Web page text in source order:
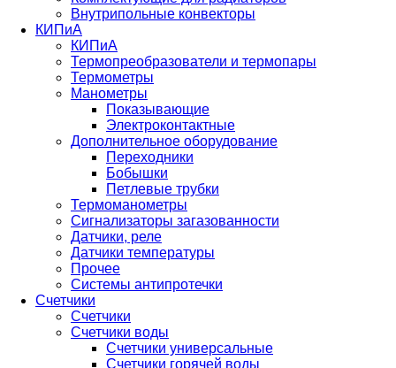
Внутрипольные конвекторы
КИПиА
КИПиА
Термопреобразователи и термопары
Термометры
Манометры
Показывающие
Электроконтактные
Дополнительное оборудование
Переходники
Бобышки
Петлевые трубки
Термоманометры
Сигнализаторы загазованности
Датчики, реле
Датчики температуры
Прочее
Системы антипротечки
Счетчики
Счетчики
Счетчики воды
Счетчики универсальные
Счетчики горячей воды